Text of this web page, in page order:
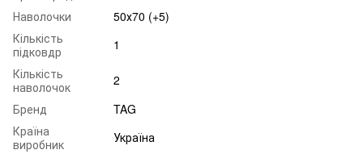
Наволочки
50х70 (+5)
Кількість
підковдр
1
Кількість
наволочок
2
Бренд
TAG
Країна
виробник
Україна